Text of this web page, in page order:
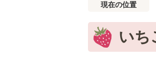
現在の位置
いち